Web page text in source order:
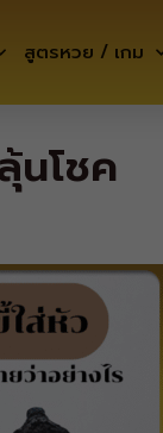
สูตรหวย / เกม
นโชค